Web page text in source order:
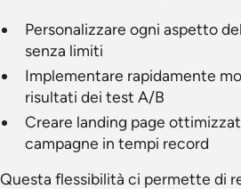
Personalizzare ogni aspetto
senza limiti
Implementare rapidamente
risultati dei test A/B
Creare landing page
campagne in tempi record
Questa flessibilità ci permette di